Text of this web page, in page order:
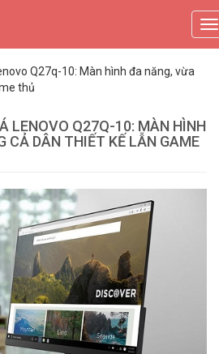
Q27q-10: Màn hình đa năng, vừa
thủ
LENOVO Q27Q-10: MÀN HÌNH
CẢ DÂN THIẾT KẾ LẪN GAME